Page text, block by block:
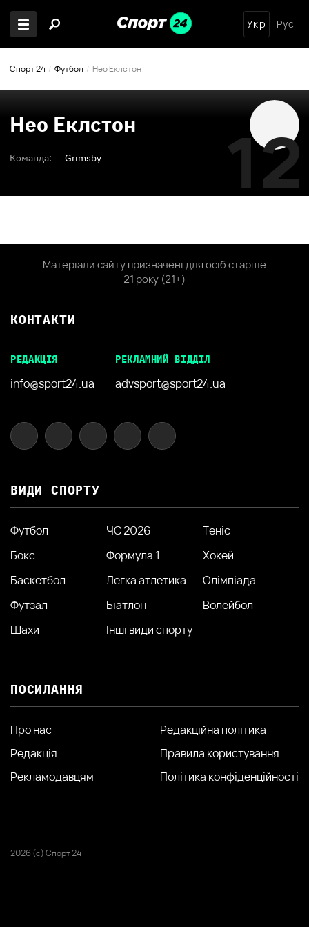
Укр Рус
Спорт 24 Футбол Нео Еклстон
Нео Еклстон
Команда: Grimsby 12
Матеріали сайту призначені для осіб старше
21 року (21+)
КОНТАКТИ
РЕДАКЦІЯ
info@sport24.ua
РЕКЛАМНИЙ ВІДДІЛ
advsport@sport24.ua
ВИДИ СПОРТУ
Футбол ЧС 2026
Теніс
Бокс
Формула 1
Хокей
Баскетбол
Легка атлетика
Олімпіада
Футзал
Біатлон
Волейбол
Шахи
Інші види спорту
ПОСИЛАННЯ
Про нас
Редакція
Рекламодавцям
Редакційна політика
Правила користування
Політика конфіденційності
2026 (с) Спорт 24